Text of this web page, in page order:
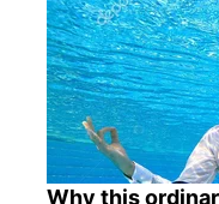
Why this